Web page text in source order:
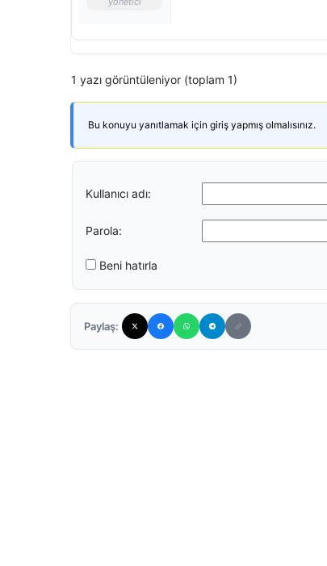
1 yazı görüntüleniyor (toplam 1)
Bu konuyu yanıtlamak için giriş yapmış olmalısınız.
Kullanıcı adı:
Parola:
Beni hatırla
Paylaş: